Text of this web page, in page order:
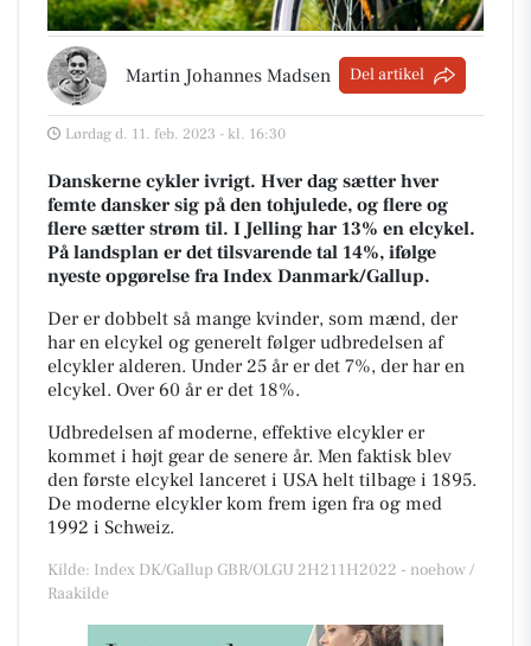
Martin Johannes Madsen Del artikel
Lørdag d. 11. feb. 2023 - kl. 16:30
Danskerne cykler ivrigt. Hver dag sætter hver
femte dansker sig på den tohjulede, og flere og
flere sætter strøm til. I Jelling har 13% en elcykel.
På landsplan er det tilsvarende tal 14%, ifølge
nyeste opgørelse fra Index Danmark/Gallup.
Der er dobbelt så mange kvinder, som mænd, der
har en elcykel og generelt følger udbredelsen af
elcykler alderen. Under 25 år er det 7%, der har en
elcykel. Over 60 år er det 18%.
Udbredelsen af moderne, effektive elcykler er
kommet i højt gear de senere år. Men faktisk blev
den første elcykel lanceret i USA helt tilbage i 1895.
De moderne elcykler kom frem igen fra og med
1992 i Schweiz.
Kilde: Index DK/Gallup GBR/OLGU 2H211H2022 - noehow /
Raakilde